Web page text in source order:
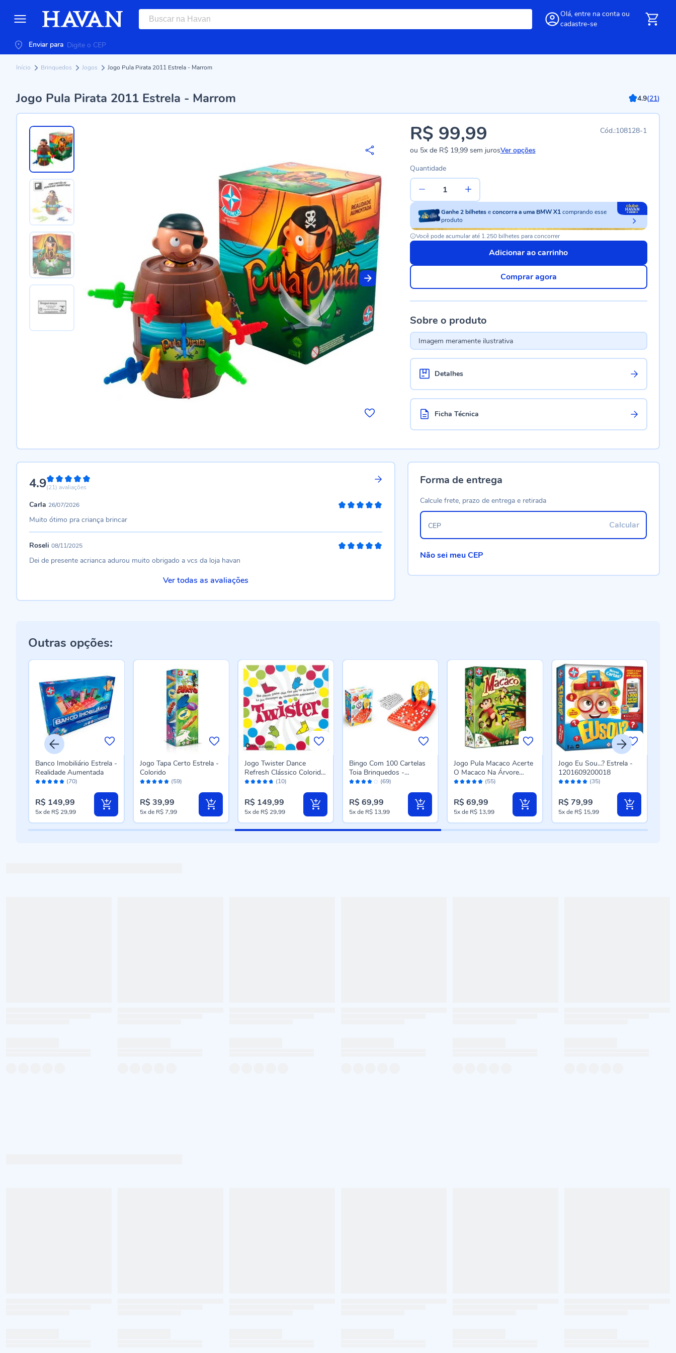
Olá, entre na conta ou
cadastre-se
Enviar para
Início Brinquedos Jogos Jogo Pula Pirata 2011 Estrela - Marrom
Jogo Pula Pirata 2011 Estrela - Marrom 4.9(21)
108128-1
R$ 99,99
ou 5xde R$ 19,99sem jurosVer opções
Quantidade
Ganhe2 bilhetes econcorra a uma BMW X1comprando esse
produto
Você pode acumular até 1.250 bilhetes para concorrer
Adicionar ao carrinho
Comprar agora
Sobre o produto
Imagem meramente ilustrativa
Detalhes
Ficha Técnica
4.998%
(21) avaliações
Carla 26/07/2026
Muito ótimo pra criança brincar
Roseli 08/11/2025
Dei de presente acrianca adurou muito obrigado a vcs da loja havan
Ver todas as avaliações
Forma de entrega
Calcule frete, prazo de entrega e retirada
Calcular
CEP
Não sei meu CEP
Outras opções:
Avaliação: (70)
Banco Imobiliário Estrela -
Realidade Aumentada
R$ 149,99
5xde R$ 29,99
Avaliação: (59)
Jogo Tapa Certo Estrela -
Colorido
R$ 39,99
5xde R$ 7,99
Avaliação: (10)
Jogo Twister Dance
Refresh Clássico Colorido
Hasbro - BRANCO
R$ 149,99
5xde R$ 29,99
Avaliação: (69)
Bingo Com 100 Cartelas
Toia Brinquedos -
Amarelo
R$ 69,99
5xde R$ 13,99
Avaliação: (55)
Jogo Pula Macaco Acerte
O Macaco Na Árvore
Estrela - Verde
R$ 69,99
5xde R$ 13,99
Avaliação: (35)
Jogo Eu Sou...? Estrela -
1201609200018
R$ 79,99
5xde R$ 15,99